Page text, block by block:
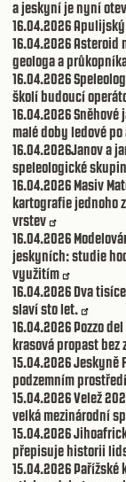
a jeskyní je nyní
16.04.2026
16.04.2026Asteroid
geologa a
16.04.2026
školí budoucí
16.04.2026Sněhové
malé doby ledové
16.04.2026Janov a
speleologické
16.04.2026Masiv
kartografie jednoho
vrstev
16.04.2026
jeskyních: studie
využitím
16.04.2026Dva
slaví sto let.
16.04.2026Pozzo
krasová propast bez
15.04.2026Jeskyně
podzemním prostředí
15.04.2026Velež
velká mezinárodní
15.04.2026
přepisuje historii
15.04.2026Pařížské